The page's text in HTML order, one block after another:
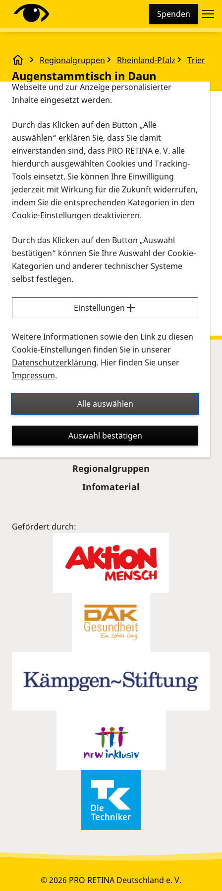
Spenden
Regionalgruppen Rheinland-Pfalz Trier
Augenstammtisch in Daun
Augenstammtisch in Daun
Informationen zum Termin
13.12.2023, 14:00 Uhr–17:00
Uhr
Veranstaltungsort
Hotel
Alfbachquelle
Hörscheider Str.8
54550 Darscheid
Weihnachtsfeier.
Anmeldung bei Roswitha Karst (0 26 57) / 6 16
Kalenderinformationen zum Termin
13.12.2023, 14:00 Uhr– 17:00 Uhr
Kalendereintrag
herunterladen
Sitemap
Leben
Forschung
PRO RETINA
Beratung
Regionalgruppen
Infomaterial
Gefördert durch:
© 2026 PRO RETINA Deutschland e. V.
Diese Webseite setzt verschiedene Cookies und
Tracking-Tools ein. Dies beinhaltet Cookies und
technisch notwendig sind, die zu statistischen
Zwecken sowie zur besseren Bedienbarkeit der
Webseite und zur Anzeige personalisierter
Inhalte eingesetzt werden.
Durch das Klicken auf den Button „Alle
auswählen“ erklären Sie, dass Sie damit
einverstanden sind, dass PRO RETINA e. V. alle
hierdurch ausgewählten Cookies und Tracking-
Tools einsetzt. Sie können Ihre Einwilligung
jederzeit mit Wirkung für die Zukunft widerrufen,
indem Sie die entsprechenden Kategorien in den
Cookie-Einstellungen deaktivieren.
Durch das Klicken auf den Button „Auswahl
bestätigen“ können Sie Ihre Auswahl der Cookie-
Kategorien und anderer technischer Systeme
selbst festlegen.
Einstellungen
Weitere Informationen sowie den Link zu diesen
Cookie-Einstellungen finden Sie in unserer
Datenschutzerklärung. Hier finden Sie unser
Impressum.
Alle auswählen
Auswahl bestätigen